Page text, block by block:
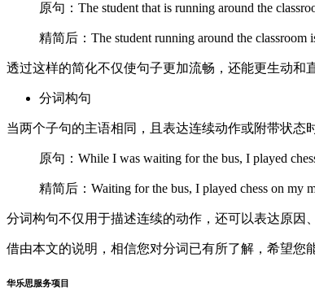
原句：The student that is running around the
精简后：The student running around the classroom
透过这样的简化不仅使句子更加流畅，还能更生动和
分词构句
当两个子句的主语相同，且表达连续动作或附带状态
原句：While I was waiting for the bus, I played
精简后：Waiting for the bus, I played chess on my
分词构句不仅用于描述连续的动作，还可以表达原因
借由本文的说明，相信您对分词已有所了解，希望您
华乐思服务项目